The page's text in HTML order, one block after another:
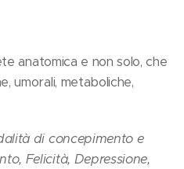
anatomica e non solo, che
umorali, metaboliche,
di concepimento e
Felicità, Depressione,